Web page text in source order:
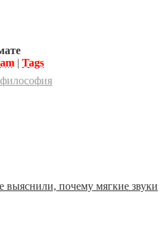
| Tags
философия
выяснили, почему мягкие звуки